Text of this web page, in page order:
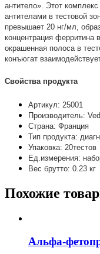
антитело». Этот
антителами в тестовой
превышает 20 нг/мл,
концентрация ферритина
окрашенная полоса в
конъюгат
Свойства продукта
Артикул: 25001
Производитель:
Страна: Франция
Тип продукта:
Упаковка: 20тестов
Ед.измерения:
Вес брутто: 0.23 кг
Похожие
Альфа-